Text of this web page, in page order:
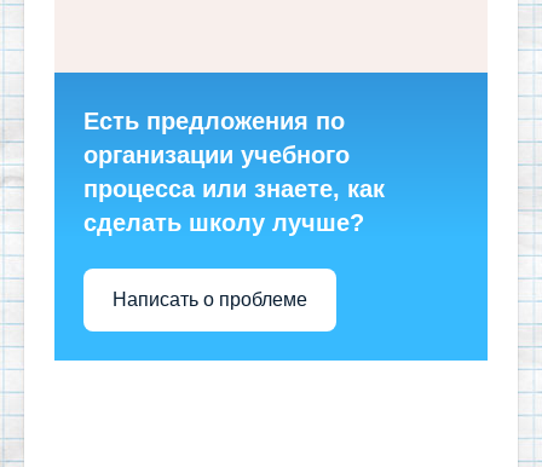
Есть предложения по
организации учебного
процесса или знаете, как
сделать школу лучше?
Написать о проблеме